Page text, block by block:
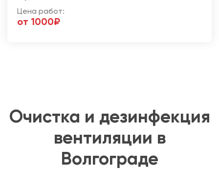
Цена работ:
от 1000₽
Очистка и дезинфекция
вентиляции в
Волгограде